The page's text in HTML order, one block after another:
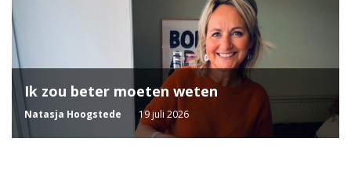
Ik zou beter moeten weten
Natasja Hoogstede 19 juli 2026